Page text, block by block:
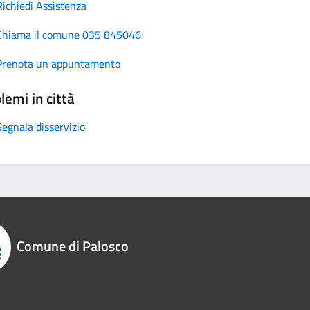
Assistenza
il comune 035 845046
un appuntamento
in città
disservizio
Comune di Palosco